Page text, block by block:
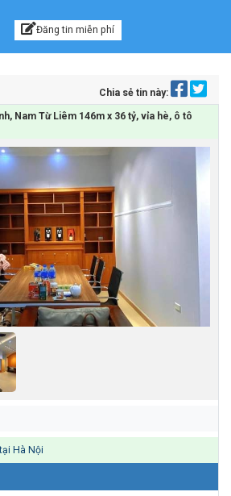
Kênh thông tin, tư vấn
Đăng tin miễn phí
Chia sẻ tin này:
Nam Từ Liêm 146m x 36 tỷ, vỉa hè, ô tô
Hà Nội